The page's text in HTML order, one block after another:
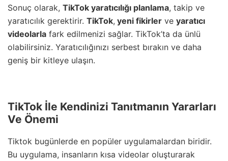
Sonuç olarak, TikTok yaratıcılığı planlama, takip ve
yaratıcılık gerektirir. TikTok, yeni fikirler ve yaratıcı
videolarla fark edilmenizi sağlar. TikTok’ta da ünlü
olabilirsiniz. Yaratıcılığınızı serbest bırakın ve daha
geniş bir kitleye ulaşın.
TikTok İle Kendinizi Tanıtmanın Yararları
Ve Önemi
Tiktok bugünlerde en popüler uygulamalardan biridir.
Bu uygulama, insanların kısa videolar oluşturarak